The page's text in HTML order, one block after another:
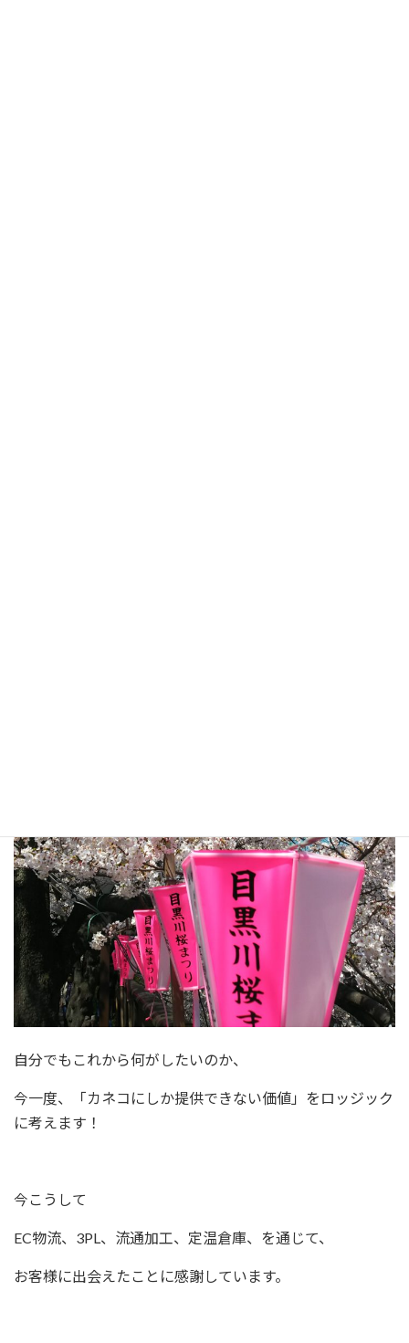
自分でもこれから何がしたいのか、
今一度、「カネコにしか提供できない価値」をロッジック
に考えます！
今こうして
EC物流、3PL、流通加工、定温倉庫、を通じて、
お客様に出会えたことに感謝しています。